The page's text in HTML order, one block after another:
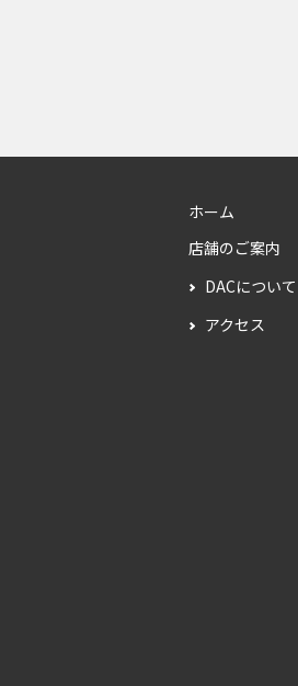
ホーム
店舗のご案内
DACについて
アクセス